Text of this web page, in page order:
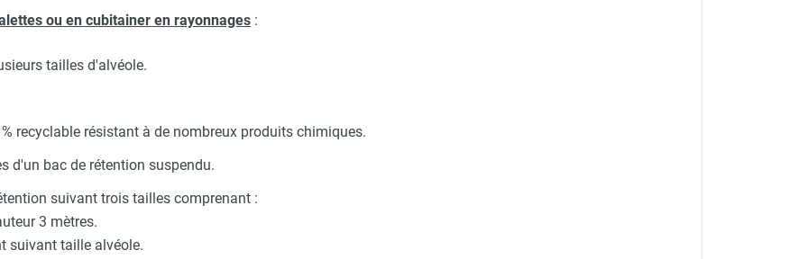
XL - HUSQVARNA
S - HUSQVARNA
ou en cubitainer en rayonnages :
tailles d'alvéole.
recyclable résistant à de nombreux produits chimiques.
d'un bac de rétention suspendu.
suivant trois tailles comprenant :
3 mètres.
suivant taille alvéole.